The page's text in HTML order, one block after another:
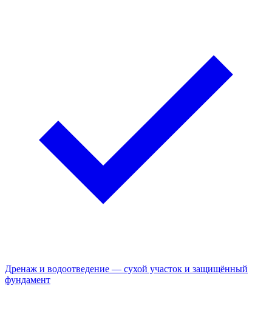
Дренаж и водоотведение — сухой участок и защищённый
фундамент